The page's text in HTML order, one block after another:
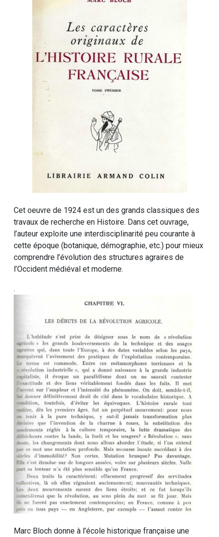
Cet oeuvre de 1924 est un des grands classiques des
travaux de recherche en Histoire. Dans cet ouvrage,
l’auteur exploite une interdisciplinarité peu courante à
cette époque (botanique, démographie, etc.) pour mieux
comprendre l’évolution des structures agraires de
l’Occident médiéval et moderne.
.
Marc Bloch donne à l’école historique française une